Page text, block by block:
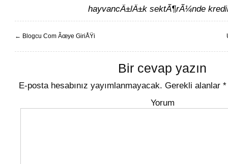
hayvancÄ±lÄ±k sektÃ¶rÃ¼nde
← Blogcu Com Ãœye GiriÅŸi
Bir cevap yazın
E-posta hesabınız yayımlanmayacak. Gerekli alanlar *
Yorum